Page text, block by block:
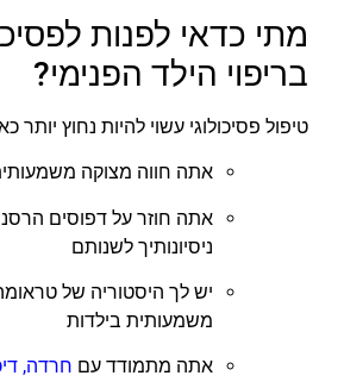
מתי כדאי לפנות
בריפוי הילד הפנימי?
טיפול פסיכולוגי עשוי להיות נחוץ יותר
אתה חווה מצוקה
אתה חוזר על דפוסים
ניסיונותיך לשנותם
יש לך היסטוריה של
משמעותית בילדות
אתה מתמודד עם חרדה,